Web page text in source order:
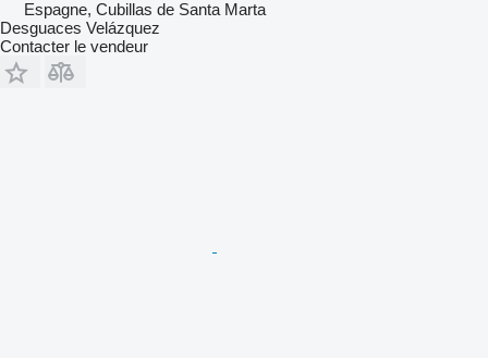
Espagne, Cubillas de Santa Marta
Desguaces Velázquez
Contacter le vendeur